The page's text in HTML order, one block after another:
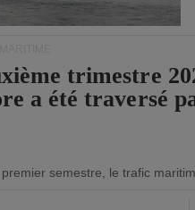
trimestre
a été traversé
semestre, le trafic